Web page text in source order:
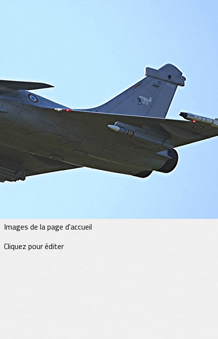
Exporter uniquement les colonnes affichées
<
>
Présentation
Localisation
Nous contacter
Licences et Tarifs
Ecole de pilotage
Galerie
Comité Directeur
Trombinoscope
Images de la page d'accueil
Cliquez pour éditer